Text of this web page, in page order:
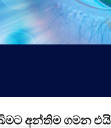
අන්තිම ගමන එයි